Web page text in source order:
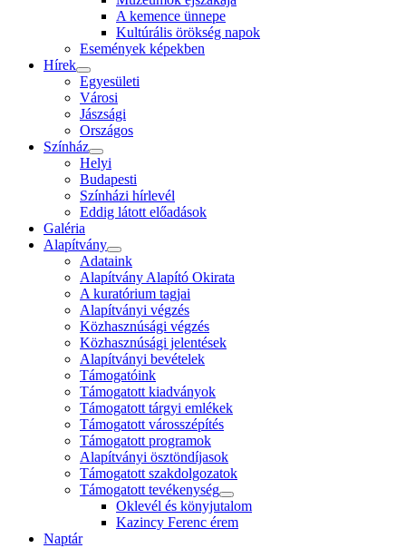
A kemence ünnepe
Kultúrális örökség napok
Események képekben
Hírek
Egyesületi
Városi
Jászsági
Országos
Színház
Helyi
Budapesti
Színházi hírlevél
Eddig látott előadások
Galéria
Alapítvány
Adataink
Alapítvány Alapító Okirata
A kuratórium tagjai
Alapítványi végzés
Közhasznúsági végzés
Közhasznúsági jelentések
Alapítványi bevételek
Támogatóink
Támogatott kiadványok
Támogatott tárgyi emlékek
Támogatott városszépítés
Támogatott programok
Alapítványi ösztöndíjasok
Támogatott szakdolgozatok
Támogatott tevékenység
Oklevél és könyjutalom
Kazincy Ferenc érem
Naptár